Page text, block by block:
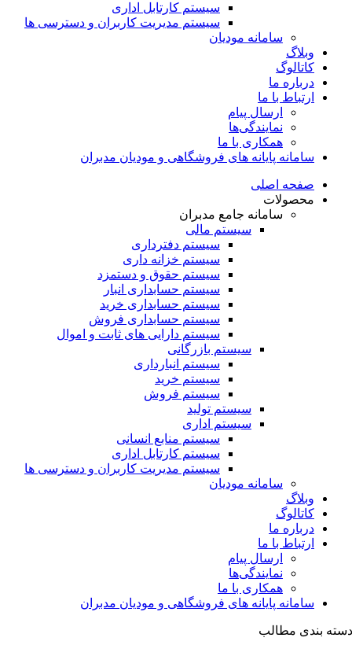
سیستم کارتابل اداری
سیستم مدیریت کاربران و دسترسی ها
سامانه مودیان
وبلاگ
کاتالوگ
درباره ما
ارتباط با ما
ارسال پیام
نمایندگی‌ها
همکاری با ما
سامانه پایانه های فروشگاهی و مودیان مدبران
صفحه اصلی
محصولات
سامانه جامع مدبران
سیستم مالی
سیستم دفترداری
سیستم خزانه داری
سیستم حقوق و دستمزد
سیستم حسابداری انبار
سیستم حسابداری خرید
سیستم حسابداری فروش
سیستم دارایی های ثابت و اموال
سیستم بازرگانی
سیستم انبارداری
سیستم خرید
سیستم فروش
سیستم تولید
سیستم اداری
سیستم منابع انسانی
سیستم کارتابل اداری
سیستم مدیریت کاربران و دسترسی ها
سامانه مودیان
وبلاگ
کاتالوگ
درباره ما
ارتباط با ما
ارسال پیام
نمایندگی‌ها
همکاری با ما
سامانه پایانه های فروشگاهی و مودیان مدبران
دسته بندی مطالب